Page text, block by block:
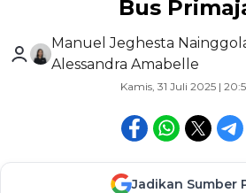
Bus
Manuel Jeghesta
Alessandra Amabelle
Kamis, 31 Juli 2025 |
Jadikan Sumber